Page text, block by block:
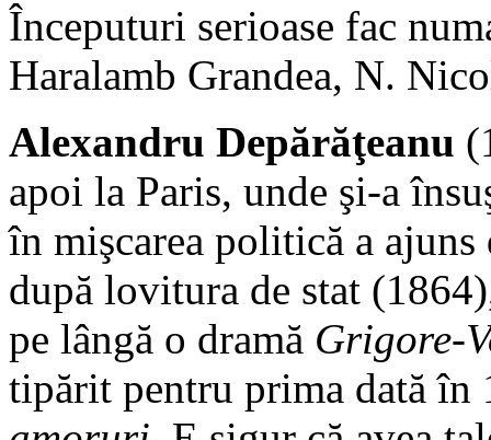
Începuturi serioase fac
Haralamb Grandea, N.
Alexandru Depărăţeanu
apoi la Paris, unde şi-a
în mişcarea politică a ajuns
după lovitura de stat
pe lângă o dramă Grigore-
tipărit pentru prima dată